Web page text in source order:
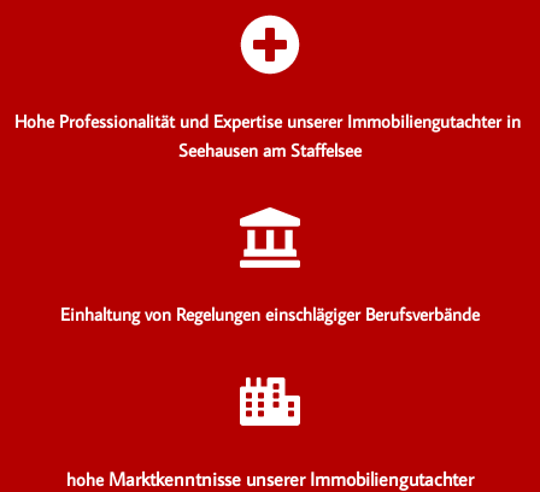
Hohe Professionalität und Expertise unserer Immobiliengutachter in
Seehausen am Staffelsee
Einhaltung von Regelungen einschlägiger Berufsverbände
hohe Marktkenntnisse unserer Immobiliengutachter